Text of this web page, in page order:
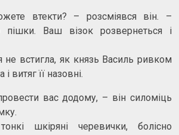
втекти? – розсміявся він. –
пішки. Ваш візок розвернеться і
не встигла, як князь Василь ривком
витяг її назовні.
вас додому, – він силоміць
шкіряні черевички, болісно